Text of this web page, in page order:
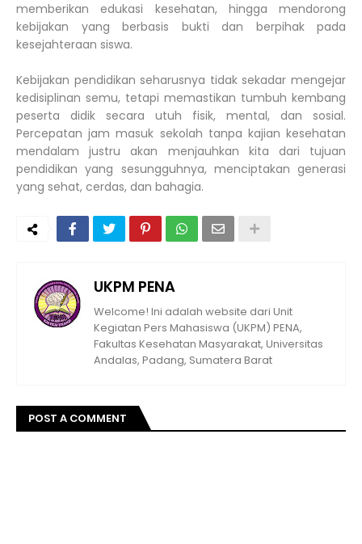
memberikan edukasi kesehatan, hingga mendorong
kebijakan yang berbasis bukti dan berpihak pada
kesejahteraan siswa.
Kebijakan pendidikan seharusnya tidak sekadar mengejar
kedisiplinan semu, tetapi memastikan tumbuh kembang
peserta didik secara utuh fisik, mental, dan sosial.
Percepatan jam masuk sekolah tanpa kajian kesehatan
mendalam justru akan menjauhkan kita dari tujuan
pendidikan yang sesungguhnya, menciptakan generasi
yang sehat, cerdas, dan bahagia.
UKPM PENA
Welcome! Ini adalah website dari Unit
Kegiatan Pers Mahasiswa (UKPM) PENA,
Fakultas Kesehatan Masyarakat, Universitas
Andalas, Padang, Sumatera Barat
POST A COMMENT